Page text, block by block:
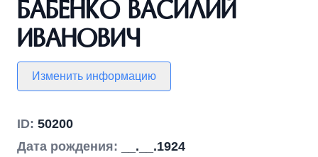
Иванович
Изменить информацию
ID: 50200
Дата рождения:
__.__.1924